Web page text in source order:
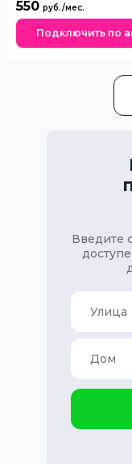
550
Подключить по
Введите